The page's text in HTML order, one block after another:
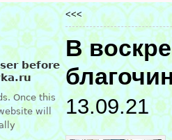
<<<
В
13.09.21